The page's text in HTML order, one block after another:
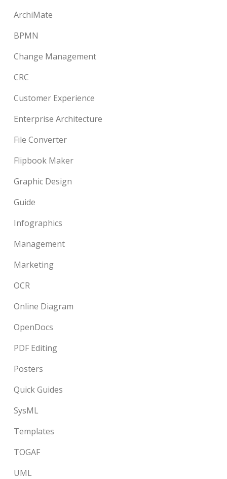
ArchiMate
BPMN
Change Management
CRC
Customer Experience
Enterprise Architecture
File Converter
Flipbook Maker
Graphic Design
Guide
Infographics
Management
Marketing
OCR
Online Diagram
OpenDocs
PDF Editing
Posters
Quick Guides
SysML
Templates
TOGAF
UML